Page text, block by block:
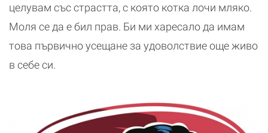
целувам със страстта, с която котка лочи мляко.
Моля се да е бил прав. Би ми харесало да имам
това първично усещане за удоволствие още живо
в себе си.